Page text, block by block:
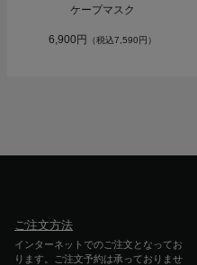
ケープマスク
6,900円 （税込7,590円）
ご注文方法
インターネットでのご注文となってお
ります。ご注文予約は承っておりませ